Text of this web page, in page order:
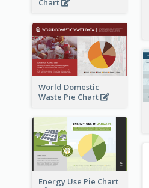
Chart
World Domestic
Waste Pie Chart
Energy Use Pie Chart